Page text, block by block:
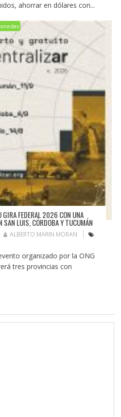
ahorrar en dólares con...
FEDERAL 2026 CON UNA
SAN LUIS, CÓRDOBA Y TUCUMÁN
ALBERTO MARIN MORAN
organizado por la ONG
tres provincias con